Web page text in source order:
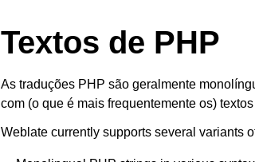
Textos de PHP
As traduções PHP são geralmente
com (o que é mais frequentemente os)
Weblate currently supports several variants